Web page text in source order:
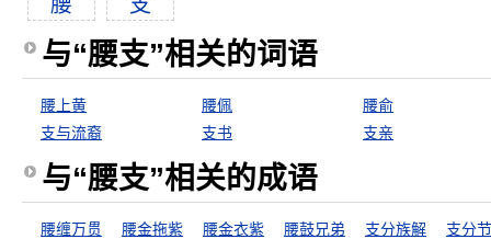
与“腰支”相关的词语
腰上黄 腰佩
腰俞
支与流裔
支书 支亲
与“腰支”相关的成语
腰缠万贯 腰金拖紫 腰金衣紫 腰鼓兄弟 支分族解 支分